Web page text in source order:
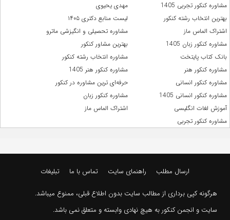
مشاوره کنکور تجربی 1405
مهدی یحیوی
بهترین انتخاب رشته کنکور
لیست منابع دکتری ۱۴۰۵
اشتراک الماس ماز
مشاوره تحصیلی و انگیزشی ماترو
مشاوره کنکور زبان 1405
بهترین مشاور کنکور
بانک کتاب پایتخت
مشاوره انتخاب رشته کنکور
مشاوره کنکور هنر
مشاوره کنکور هنر 1405
مشاوره کنکور انسانی
حرفه‌ای ترین مشاوره در کنکور
مشاوره کنکور انسانی 1405
مشاوره کنکور زبان
آموزش لغات انگلیسی
اشتراک الماس ماز
مشاوره کنکور تجربی
ارسال مطلب راهنمای سایت تماس با ما تبلیغات
هرگونه کپی برداری از مطالب سایت بدون اطلاع قبلی، ممنوع میباشد.
سایت و انجمن کنکور به هیچ نهادی وابسته و متعلق نمی باشد.